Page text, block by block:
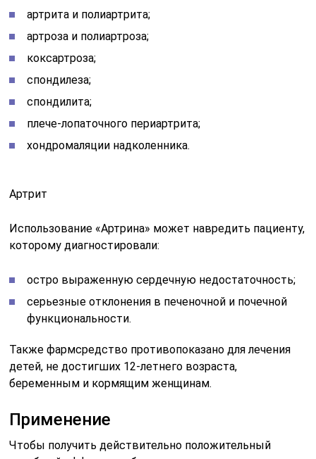
артрита и полиартрита;
артроза и полиартроза;
коксартроза;
спондилеза;
спондилита;
плече-лопаточного периартрита;
хондромаляции надколенника.
Артрит
Использование «Артрина» может навредить пациенту,
которому диагностировали:
остро выраженную сердечную недостаточность;
серьезные отклонения в печеночной и почечной
функциональности.
Также фармсредство противопоказано для лечения
детей, не достигших 12-летнего возраста,
беременным и кормящим женщинам.
Применение
Чтобы получить действительно положительный